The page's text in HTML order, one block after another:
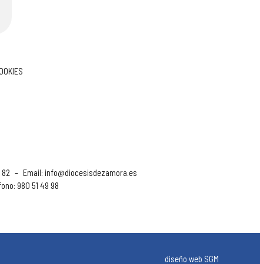
– Email: info@diocesisdezamora.es
980 51 49 98
diseño web SGM